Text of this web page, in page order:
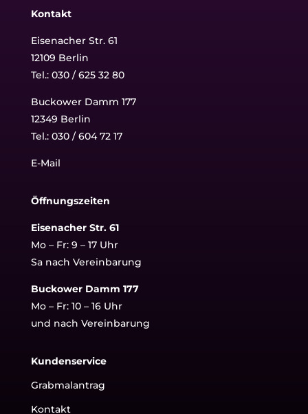
Kontakt
Eisenacher Str. 61
12109 Berlin
Tel.: 030 / 625 32 80
Buckower Damm 177
12349 Berlin
Tel.: 030 / 604 72 17
E-Mail
Öffnungszeiten
Eisenacher Str. 61
Mo – Fr: 9 – 17 Uhr
Sa nach Vereinbarung
Buckower Damm 177
Mo – Fr: 10 – 16 Uhr
und nach Vereinbarung
Kundenservice
Grabmalantrag
Kontakt